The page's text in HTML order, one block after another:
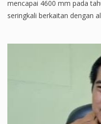
mencapai 4600 mm pada
seringkali berkaitan dengan